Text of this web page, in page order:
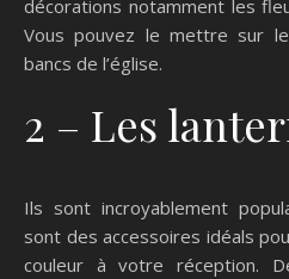
décorations notamment les
Vous pouvez le mettre sur
bancs de l’église.
2 – Les
Ils sont incroyablement
sont des accessoires idéals
couleur à votre réception.